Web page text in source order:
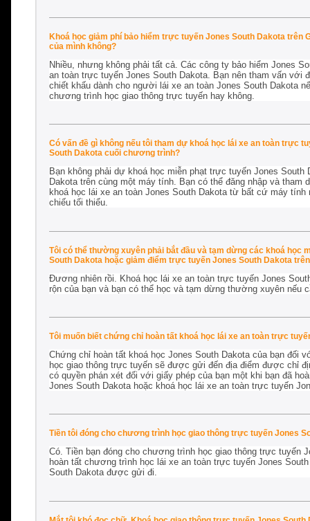
Khoá học giảm phí bảo hiểm trực tuyến Jones South Dakota
của mình không?
Nhiều, nhưng không phải tất cả. Các công ty bảo hiểm Jones
an toàn trực tuyến Jones South Dakota. Bạn nên tham vấn
chiết khấu dành cho người lái xe an toàn Jones South Dakota
chương trình học giao thông trực tuyến hay không.
Có vấn đề gì không nếu tôi tham dự khoá học lái xe an toàn trực
South Dakota cuối chương trình?
Bạn không phải dự khoá học miễn phạt trực tuyến Jones
Dakota trên cùng một máy tính. Bạn có thể đăng nhập và
khoá học lái xe an toàn Jones South Dakota từ bất cứ máy
chiếu tối thiểu.
Tôi có thể thường xuyên phải bắt đầu và tạm dừng các khoá học
South Dakota hoặc giảm điểm trực tuyến Jones South Dakota
Đương nhiên rồi. Khoá học lái xe an toàn trực tuyến Jones
rộn của bạn và bạn có thể học và tạm dừng thường xuyên nếu
Tôi muốn biết chứng chỉ hoàn tất khoá học lái xe an toàn trực
Chứng chỉ hoàn tất khoá học Jones South Dakota của bạn đối
học giao thông trực tuyến sẽ được gửi đến địa điểm được chỉ
có quyền phán xét đối với giấy phép của bạn một khi bạn đã
Jones South Dakota hoặc khoá học lái xe an toàn trực tuyến
Tiền tôi đóng cho chương trình học giao thông trực tuyến Jones
Có. Tiền bạn đóng cho chương trình học giao thông trực tuyến
hoàn tất chương trình học lái xe an toàn trực tuyến Jones
South Dakota được gửi đi.